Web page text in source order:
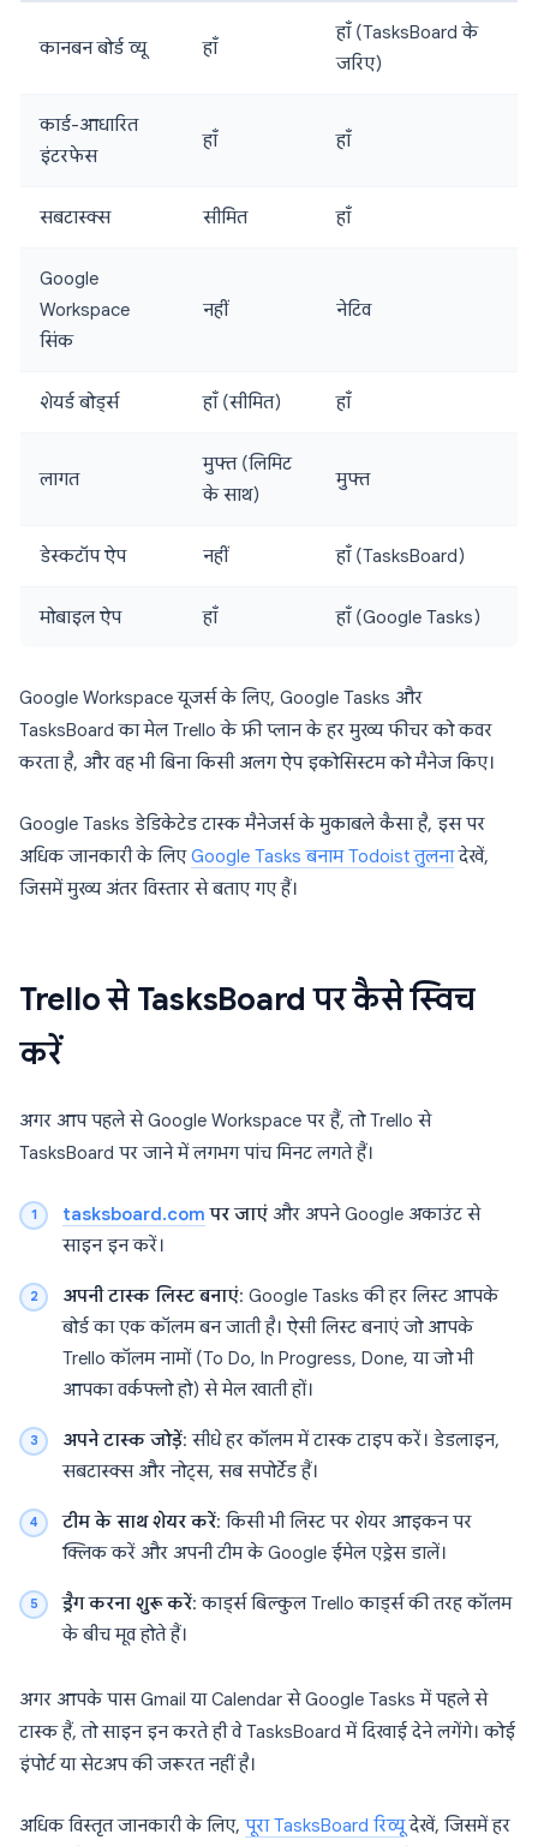
कानबन बोर्ड व्यू हाँ
हाँ (TasksBoard के
जरिए)
कार्ड-आधारित
इंटरफेस
हाँ हाँ
सबटास्क्स सीमित हाँ
Google
Workspace
सिंक
नहीं नेटिव
शेयर्ड बोर्ड्स हाँ (सीमित) हाँ
लागत
मुफ्त (लिमिट
के साथ)
मुफ्त
डेस्कटॉप ऐप नहीं हाँ (TasksBoard)
मोबाइल ऐप हाँ हाँ (Google Tasks)
Google Workspace यूजर्स के लिए, Google Tasks और
TasksBoard का मेल Trello के फ्री प्लान के हर मुख्य फीचर को कवर
करता है, और वह भी बिना किसी अलग ऐप इकोसिस्टम को मैनेज किए।
Google Tasks डेडिकेटेड टास्क मैनेजर्स के मुकाबले कैसा है, इस पर
अधिक जानकारी के लिएGoogle Tasks बनाम Todoist तुलनादेखें,
जिसमें मुख्य अंतर विस्तार से बताए गए हैं।
Trello से TasksBoard पर कैसे स्विच
करें
अगर आप पहले से Google Workspace पर हैं, तो Trello से
TasksBoard पर जाने में लगभग पांच मिनट लगते हैं।
tasksboard.com पर जाएं और अपने Google अकाउंट से
साइन इन करें।
अपनी टास्क लिस्ट बनाएं: Google Tasks की हर लिस्ट आपके
बोर्ड का एक कॉलम बन जाती है। ऐसी लिस्ट बनाएं जो आपके
Trello कॉलम नामों (To Do, In Progress, Done, या जो भी
आपका वर्कफ्लो हो) से मेल खाती हों।
अपने टास्क जोड़ें: सीधे हर कॉलम में टास्क टाइप करें। डेडलाइन,
सबटास्क्स और नोट्स, सब सपोर्टेड हैं।
टीम के साथ शेयर करें: किसी भी लिस्ट पर शेयर आइकन पर
क्लिक करें और अपनी टीम के Google ईमेल एड्रेस डालें।
ड्रैग करना शुरू करें: कार्ड्स बिल्कुल Trello कार्ड्स की तरह कॉलम
के बीच मूव होते हैं।
अगर आपके पास Gmail या Calendar से Google Tasks में पहले से
टास्क हैं, तो साइन इन करते ही वे TasksBoard में दिखाई देने लगेंगे। कोई
इंपोर्ट या सेटअप की जरूरत नहीं है।
अधिक विस्तृत जानकारी के लिए, पूरा TasksBoard रिव्यूदेखें, जिसमें हर